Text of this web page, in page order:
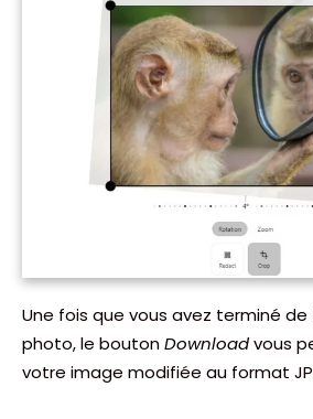
Une fois que vous avez terminé
photo, le boutonDownloadvous
votre image modifiée au format